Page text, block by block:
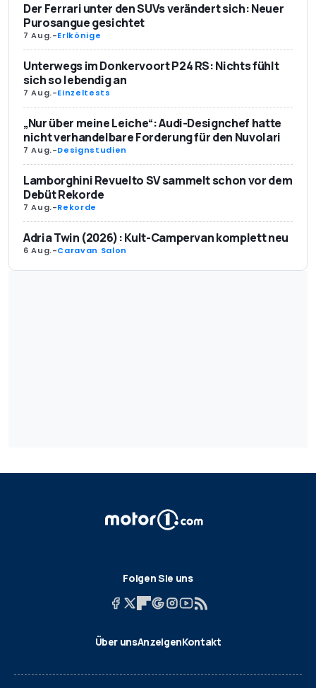
Der Ferrari unter den SUVs verändert sich: Neuer
Purosangue gesichtet
7 Aug.-Erlkönige
Unterwegs im Donkervoort P24 RS: Nichts fühlt
sich so lebendig an
7 Aug.-Einzeltests
„Nur über meine Leiche“: Audi-Designchef hatte
nicht verhandelbare Forderung für den Nuvolari
7 Aug.-Designstudien
Lamborghini Revuelto SV sammelt schon vor dem
Debüt Rekorde
7 Aug.-Rekorde
Adria Twin (2026): Kult-Campervan komplett neu
6 Aug.-Caravan Salon
Folgen Sie uns
Über unsAnzeigenKontakt